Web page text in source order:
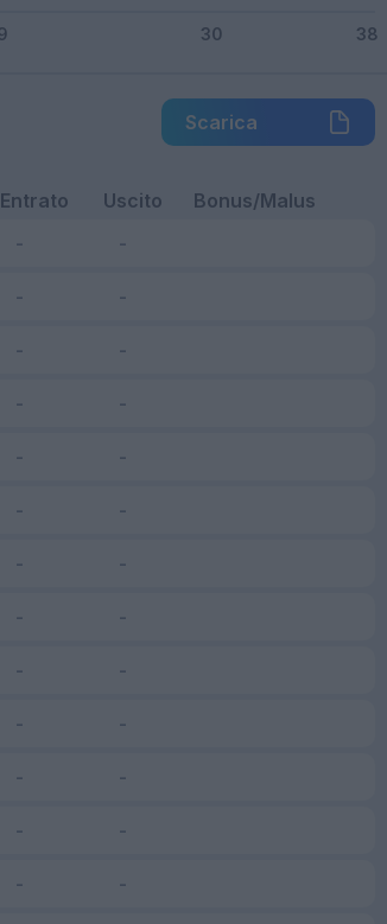
Scarica
Entrato Uscito Bonus/Malus